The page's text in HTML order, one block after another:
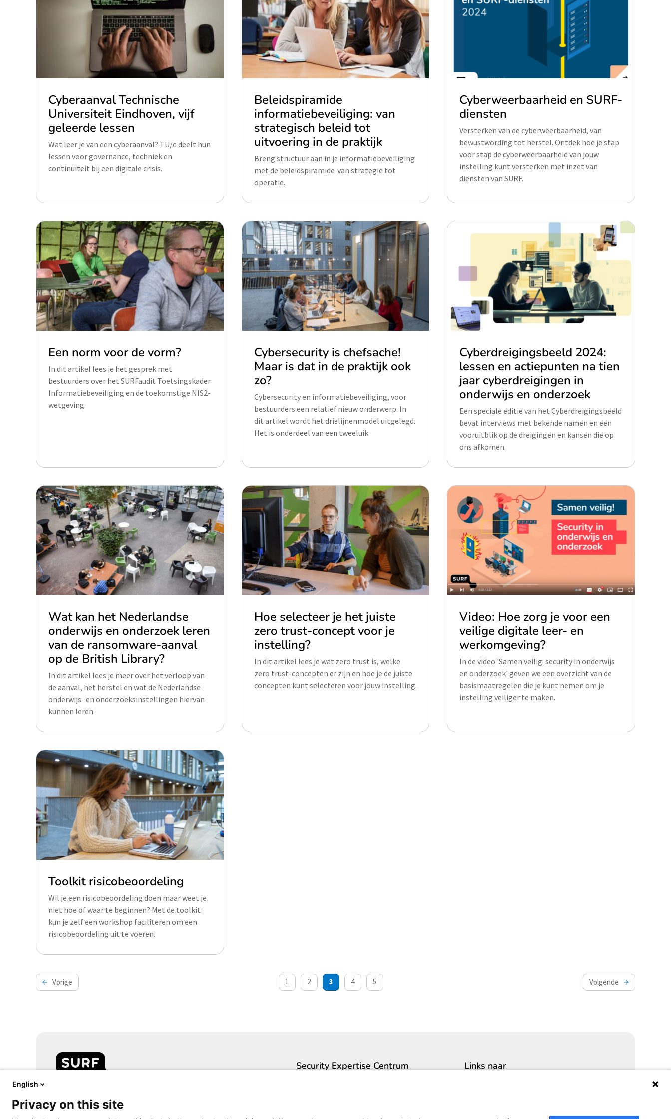
Cyberaanval Technische
Universiteit Eindhoven, vijf
geleerde lessen
Wat leer je van een cyberaanval? TU/e deelt hun
lessen voor governance, techniek en
continuïteit bij een digitale crisis.
Beleidspiramide
informatiebeveiliging: van
strategisch beleid tot
uitvoering in de praktijk
Breng structuur aan in je informatiebeveiliging
met de beleidspiramide: van strategie tot
operatie.
Cyberweerbaarheid en SURF-
diensten
Versterken van de cyberweerbaarheid, van
bewustwording tot herstel. Ontdek hoe je stap
voor stap de cyberweerbaarheid van jouw
instelling kunt versterken met inzet van
diensten van SURF.
Een norm voor de vorm?
In dit artikel lees je het gesprek met
bestuurders over het SURFaudit Toetsingskader
Informatiebeveiliging en de toekomstige NIS2-
wetgeving.
Cybersecurity is chefsache!
Maar is dat in de praktijk ook
zo?
Cybersecurity en informatiebeveiliging, voor
bestuurders een relatief nieuw onderwerp. In
dit artikel wordt het drielijnenmodel uitgelegd.
Het is onderdeel van een tweeluik.
Cyberdreigingsbeeld 2024:
lessen en actiepunten na tien
jaar cyberdreigingen in
onderwijs en onderzoek
Een speciale editie van het Cyberdreigingsbeeld
bevat interviews met bekende namen en een
vooruitblik op de dreigingen en kansen die op
ons afkomen.
Wat kan het Nederlandse
onderwijs en onderzoek leren
van de ransomware-aanval
op de British Library?
In dit artikel lees je meer over het verloop van
de aanval, het herstel en wat de Nederlandse
onderwijs- en onderzoeksinstellingen hiervan
kunnen leren.
Hoe selecteer je het juiste
zero trust-concept voor je
instelling?
In dit artikel lees je wat zero trust is, welke
zero trust-concepten er zijn en hoe je de juiste
concepten kunt selecteren voor jouw instelling.
Video: Hoe zorg je voor een
veilige digitale leer- en
werkomgeving?
In de video 'Samen veilig: security in onderwijs
en onderzoek' geven we een overzicht van de
basismaatregelen die je kunt nemen om je
instelling veiliger te maken.
Toolkit risicobeoordeling
Wil je een risicobeoordeling doen maar weet je
niet hoe of waar te beginnen? Met de toolkit
kun je zelf een workshop faciliteren om een
risicobeoordeling uit te voeren.
Berichten
Vorige 1 2 3 4 5 Volgende
Samen aanjagen van vernieuwing
Security Expertise Centrum Links naar
Privacy Expertise Centrum
English
Privacy on this site